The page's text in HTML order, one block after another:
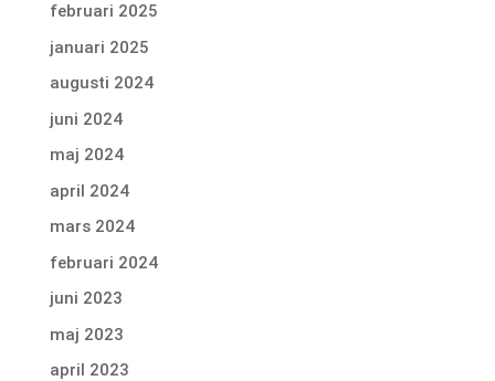
februari 2025
januari 2025
augusti 2024
juni 2024
maj 2024
april 2024
mars 2024
februari 2024
juni 2023
maj 2023
april 2023